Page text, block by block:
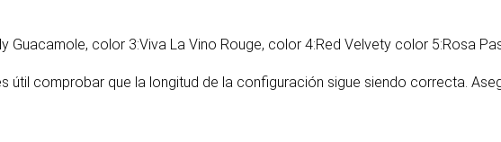
Guacamole, color 3:Viva La Vino Rouge, color 4:Red Velvety color 5:Rosa
útil comprobar que la longitud de la configuración sigue siendo correcta.